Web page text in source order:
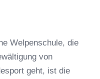
Welpenschule, die
von
geht, ist die